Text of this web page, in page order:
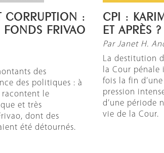
CORRUPTION :
FONDS FRIVAO
des
des politiques : à
racontent le
et très
dont des
été détournés.
CPI :
ET APRÈS ?
Par Janet H.
La destitution
la Cour
fois la fin
pression
d’une période
vie de la Cour.